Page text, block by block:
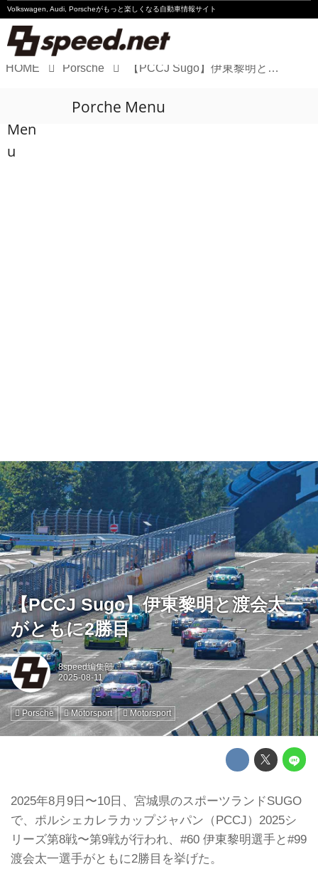
Volkswagen, Audi, Porscheがもっと楽しくなる自動車情報サイト
Audi
HOME Porsche 【PCCJ Sugo】伊東黎明と渡会太一がともに2勝目
Men
u
Porche Menu
【PCCJ Sugo】伊東黎明と渡会太一
がともに2勝目
8speed編集部
Porsche Motorsport Motorsport
2025年8月9日〜10日、宮城県のスポーツランドSUGO
で、ポルシェカレラカップジャパン（PCCJ）2025シ
リーズ第8戦〜第9戦が行われ、#60 伊東黎明選手と#99
渡会太一選手がともに2勝目を挙げた。